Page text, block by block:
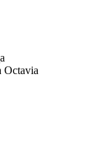
Octavia